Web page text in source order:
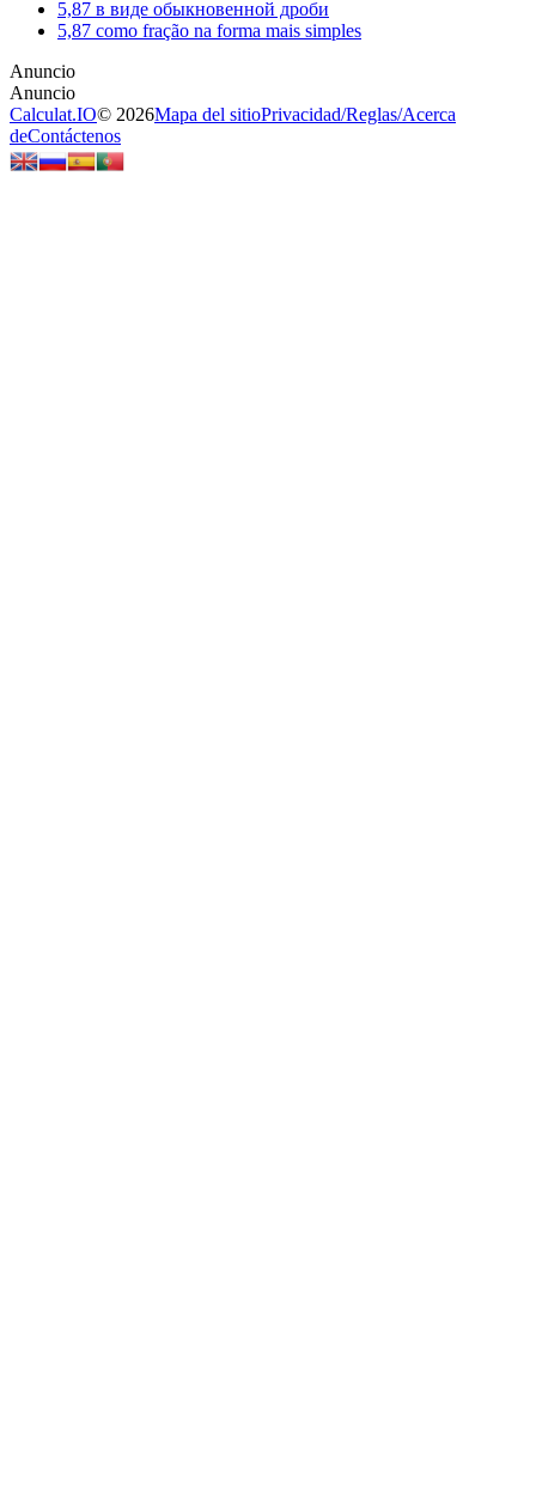
5,87 в виде обыкновенной дроби
5,87 como fração na forma mais simples
Calculat.IO© 2026Mapa del sitioPrivacidad/Reglas/Acerca
deContáctenos